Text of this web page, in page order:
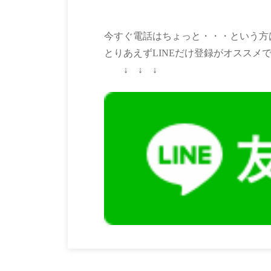
今すぐ電話はちょっと・・・という方
とりあえずLINEだけ登録がオススメ
↓ ↓ ↓